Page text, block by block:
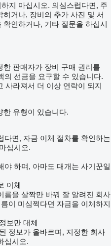
지 마십시오. 의심스럽다면, 주
거나, 장비의 추가 사진 및 서
인하거나, 기타 질문을 하십시
판매자가 장비 구매 권리를
의 선금을 요구할 수 있습니다.
사라져서 더 이상 연락이 되지
한 유형이 있습니다.
다면, 자금 이체 절차를 확인하는
십시오.
야 하며, 아마도 대개는 사기꾼일
이체
름을 살짝만 바꿔 잘 알려진 회사
이 미심쩍다면 자금을 이체하지
보만 대체
정보가 올바르며, 지정한 회사
십시오.